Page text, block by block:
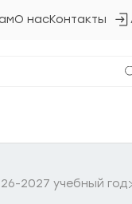
О насКонтакты
2027 учебный год